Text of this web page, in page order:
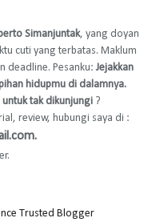
Simanjuntak, yang doyan
cuti yang terbatas. Maklum
deadline. Pesanku:Jejakkan
hidupmu di dalamnya.
tak dikunjungi?
review, hubungi saya di :